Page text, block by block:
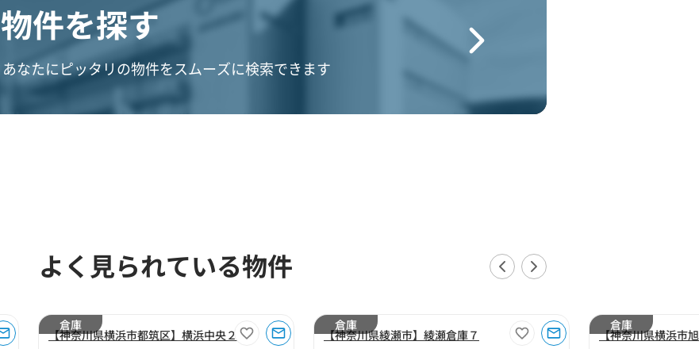
件を探す
なたにピッタリの物件をスムーズに検索できます
よく見られている物件
【神奈川県横浜市都筑区】横浜中央２
倉庫
【神奈川県綾瀬市】綾瀬倉庫７
倉庫
【神奈川県横浜市
倉庫